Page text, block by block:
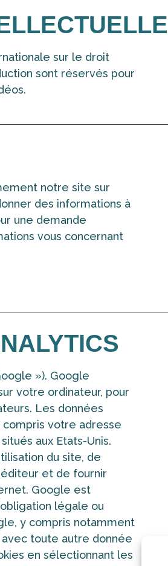
sur le droit
sont réservés pour
notre site sur
des informations à
une demande
vous concernant
»). Google
votre ordinateur, pour
Les données
votre adresse
aux Etats-Unis.
du site, de
et de fournir
Google est
légale ou
y compris notamment
toute autre donnée
en sélectionnant les